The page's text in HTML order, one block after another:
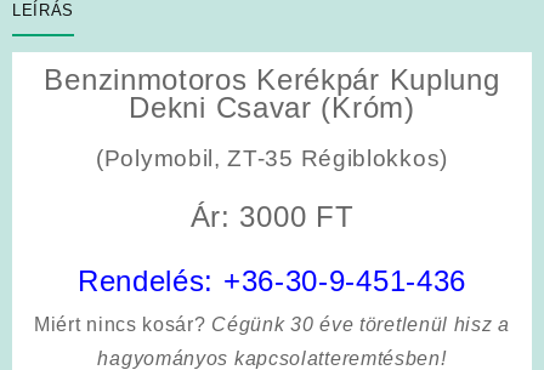
LEÍRÁS
Benzinmotoros Kerékpár Kuplung
Dekni Csavar (Króm)
(Polymobil, ZT-35 Régiblokkos)
Ár: 3000 FT
Rendelés: +36-30-9-451-436
Miért nincs kosár? Cégünk 30 éve töretlenül hisz a
hagyományos kapcsolatteremtésben!